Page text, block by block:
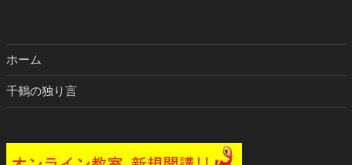
ホーム
千鶴の独り言